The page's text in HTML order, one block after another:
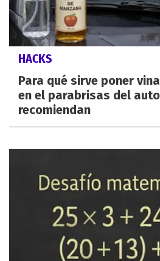
HACKS
Para qué sirve poner
en el parabrisas del
recomiendan